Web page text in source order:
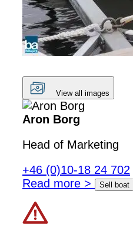
View all images
Aron Borg
Head of Marketing
+46 (0)10-18 24 702
Read more >
Sell boat